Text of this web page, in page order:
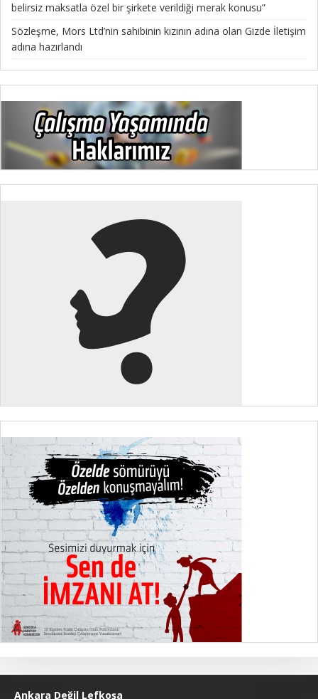
belirsiz maksatla özel bir şirkete verildiği merak konusu”
Sözleşme, Mors Ltd’nin sahibinin kızının adına olan Gizde İletişim
adına hazırlandı
Ankara Değil Lefkoşa